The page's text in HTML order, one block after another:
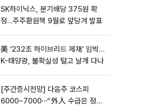
SK하이닉스, 분기배당 375원 확
정…주주환원책 9월로 앞당겨 발표
美 ‘232조 하이브리드 제재’ 임박…
K-태양광, 불확실성 털고 날개 다나
[주간증시전망] 다음주 코스피
6000~7000⋯“外人 수급은 정책